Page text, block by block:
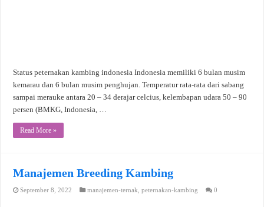
Status peternakan kambing indonesia Indonesia memiliki 6 bulan musim
kemarau dan 6 bulan musim penghujan. Temperatur rata-rata dari sabang
sampai merauke antara 20 – 34 derajar celcius, kelembapan udara 50 – 90
persen (BMKG, Indonesia, …
Read More »
Manajemen Breeding Kambing
September 8, 2022 manajemen-ternak ,peternakan-kambing 0